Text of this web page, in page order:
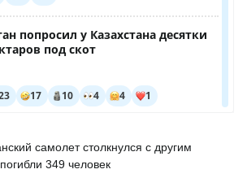
самолет столкнулся с другим
349 человек